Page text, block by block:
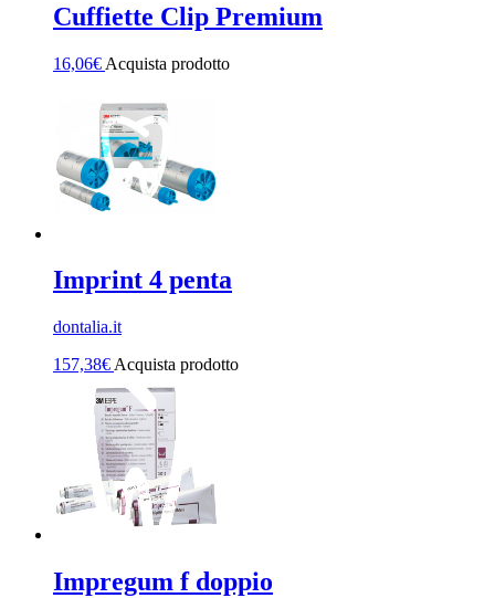
Cuffiette Clip Premium
16,06€ Acquista prodotto
Imprint 4 penta
dontalia.it
157,38€ Acquista prodotto
Impregum f doppio